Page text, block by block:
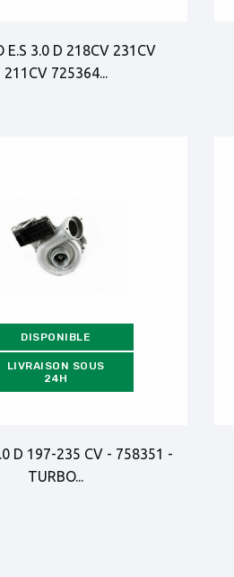
E.S 3.0 D 218CV 231CV
211CV 725364...
DISPONIBLE
LIVRAISON SOUS
24H
D 197-235 CV - 758351 -
TURBO...